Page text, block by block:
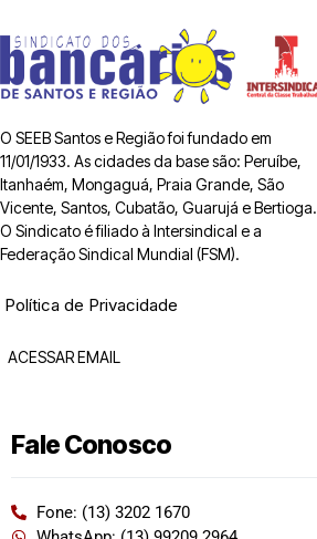
O SEEB Santos e Região foi fundado em
11/01/1933. As cidades da base são: Peruíbe,
Itanhaém, Mongaguá, Praia Grande, São
Vicente, Santos, Cubatão, Guarujá e Bertioga.
O Sindicato é filiado à Intersindical e a
Federação Sindical Mundial (FSM).
Política de Privacidade
ACESSAR EMAIL
Fale Conosco
Fone: (13) 3202 1670